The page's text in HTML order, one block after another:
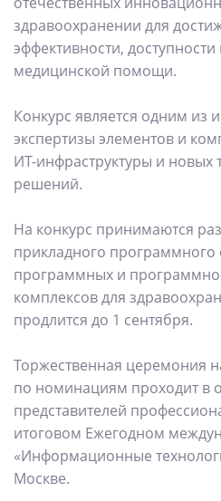
здравоохранении для
эффективности,
медицинской помощи.
Конкурс является одним из
экспертизы элементов и
ИТ-инфраструктуры и новых
решений.
На конкурс принимаются
прикладного программного
программных и
комплексов для
продлится до 1 сентября.
Торжественная церемония
по номинациям проходит в
представителей
итоговом Ежегодном
«Информационные
Москве.